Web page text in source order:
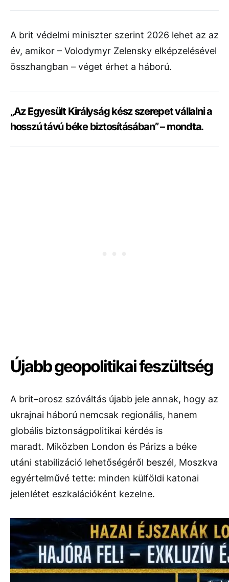
A brit védelmi miniszter szerint 2026 lehet az az
év, amikor – Volodymyr Zelensky elképzelésével
összhangban – véget érhet a háború.
„Az Egyesült Királyság kész szerepet vállalni a
hosszú távú béke biztosításában” – mondta.
Újabb geopolitikai feszültség
A brit–orosz szóváltás újabb jele annak, hogy az
ukrajnai háború nemcsak regionális, hanem
globális biztonságpolitikai kérdés is
maradt. Miközben London és Párizs a béke
utáni stabilizáció lehetőségéről beszél, Moszkva
egyértelművé tette: minden külföldi katonai
jelenlétet eszkalációként kezelne.